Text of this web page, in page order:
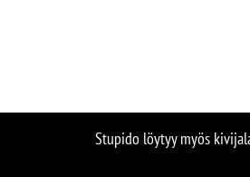
Stupido löytyy myös